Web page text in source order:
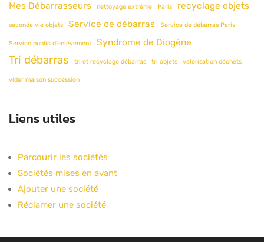
Mes Débarrasseurs
nettoyage extrême Paris recyclage objets
seconde vie objets Service de débarras Service de débarras Paris
Service public d'enlèvement Syndrome de Diogène
Tri débarras tri et recyclage débarras tri objets valorisation déchets
vider maison succession
Liens utiles
Parcourir les sociétés
Sociétés mises en avant
Ajouter une société
Réclamer une société